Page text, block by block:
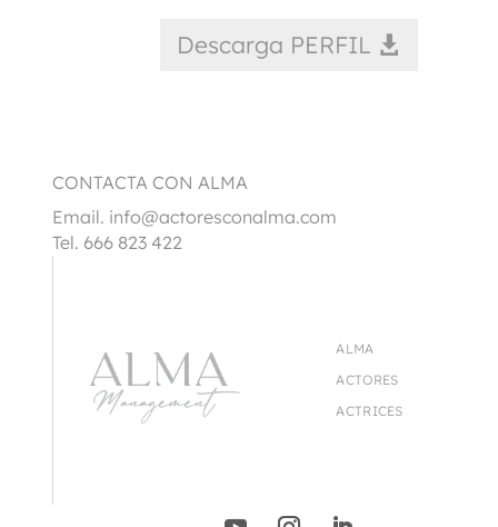
Descarga PERFIL
CONTACTA CON ALMA
Email. info@actoresconalma.com
Tel. 666 823 422
ALMA
ACTORES
ACTRICES